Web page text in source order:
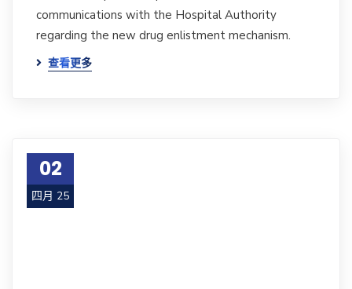
communications with the Hospital Authority
regarding the new drug enlistment mechanism.
查看更多
02
四月 25